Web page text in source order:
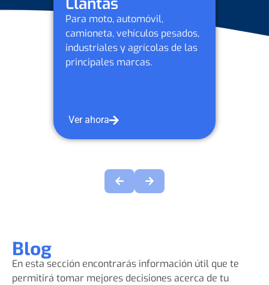
pesados,
agrícolas de las
Blog
En esta sección encontrarás información útil que te
permitirá tomar mejores decisiones acerca de tu